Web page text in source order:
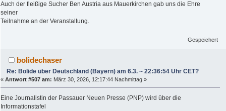
Auch der fleißige Sucher Ben Austria aus Mauerkirchen gab uns die Ehre
seiner
Teilnahme an der Veranstaltung.
Gespeichert
bolidechaser
Re: Bolide über Deutschland (Bayern) am 6.3. ~ 22:36:54 Uhr CET?
« Antwort #507 am: März 30, 2026, 12:17:44 Nachmittag »
Eine Journalistin der Passauer Neuen Presse (PNP) wird über die
Informationstafel